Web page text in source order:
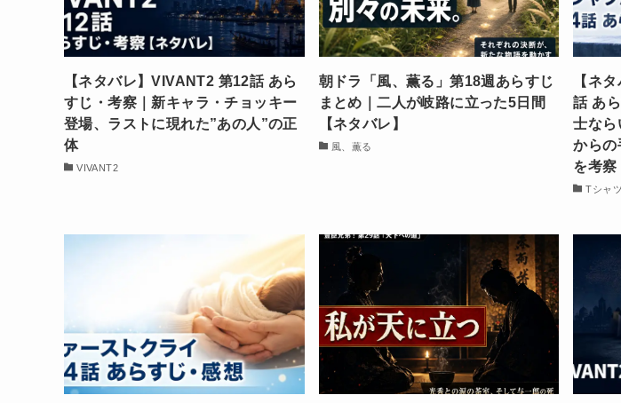
【ネタバレ】VIVANT2 第12話 あら
すじ・考察｜新キャラ・チョッキー
登場、ラストに現れた”あの人”の正
体
VIVANT2
朝ドラ「風、薫る」第18週あらすじ
まとめ｜二人が岐路に立った5日間
【ネタバレ】
風、薫る
【ネ
話 あ
士なら
からの
を考察
Tシャ